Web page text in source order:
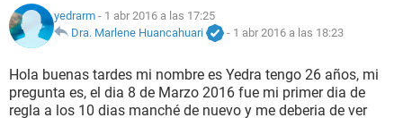
NUTRICIÓN
BIENESTAR
yedrarm - 1 abr 2016 a las 17:25
Dra. Marlene Huancahuari
- 1 abr 2016 a las 18:23
Hola buenas tardes mi nombre es Yedra tengo 26 años, mi
pregunta es, el dia 8 de Marzo 2016 fue mi primer dia de
regla a los 10 dias manché de nuevo y me deberia de ver